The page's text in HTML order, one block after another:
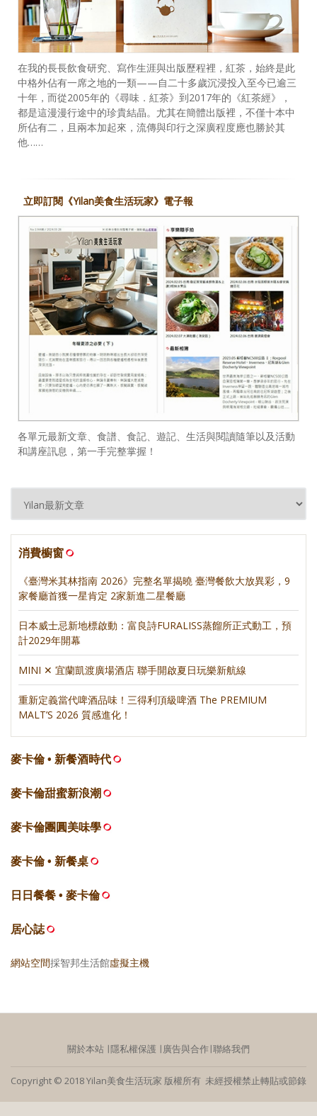
在我的長長飲食研究、寫作生涯與出版歷程裡，紅茶，始終是此
中格外佔有一席之地的一類——自二十多歲沉浸投入至今已逾三
十年，而從2005年的《尋味．紅茶》到2017年的《紅茶經》，
都是這漫漫行途中的珍貴結晶。尤其在簡體出版裡，不僅十本中
所佔有二，且兩本加起來，流傳與印行之深廣程度應也勝於其
他……
立即訂閱《Yilan美食生活玩家》電子報
各單元最新文章、食譜、食記、遊記、生活與閱讀隨筆以及活動
和講座訊息，第一手完整掌握！
消費櫥窗
《臺灣米其林指南 2026》完整名單揭曉 臺灣餐飲大放異彩，9
家餐廳首獲一星肯定 2家新進二星餐廳
日本威士忌新地標啟動：富良詩FURALISS蒸餾所正式動工，預
計2029年開幕
MINI ✕ 宜蘭凱渡廣場酒店 聯手開啟夏日玩樂新航線
重新定義當代啤酒品味！三得利頂級啤酒 The PREMIUM
MALT’S 2026 質感進化！
麥卡倫 • 新餐酒時代
麥卡倫甜蜜新浪潮
麥卡倫團圓美味學
麥卡倫 • 新餐桌
日日餐餐 • 麥卡倫
居心誌
網站空間採智邦生活館虛擬主機
關於本站 ∣隱私權保護 ∣廣告與合作∣聯絡我們
Copyright © 2018 Yilan美食生活玩家 版權所有 未經授權禁止轉貼或節錄